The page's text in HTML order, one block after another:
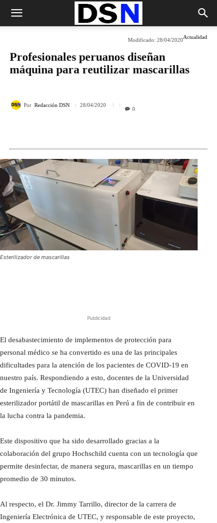
Actualidad
Modificado: 28/04/2020
Profesionales peruanos diseñan
máquina para reutilizar mascarillas
Por Redacción DSN 28/04/2020
0
Esterilizador de mascarillas
Publicidad
El desabastecimiento de implementos de protección para
personal médico se ha convertido es una de las principales
dificultades para la atención de los pacientes de COVID-19 en
nuestro país. Respondiendo a esto, docentes de la Universidad
de Ingeniería y Tecnología (UTEC) han diseñado el primer
esterilizador portátil de mascarillas en Perú a fin de contribuir en
la lucha contra la pandemia.
Este dispositivo que ha sido desarrollado gracias a la
colaboración del grupo Hochschild cuenta con un tecnología que
permite desinfectar, de manera segura, mascarillas en un tiempo
promedio de 30 minutos.
Al respecto, el Dr. Jimmy Tarrillo, director de la carrera de
Ingeniería Electrónica de UTEC, y responsable de este proyecto,